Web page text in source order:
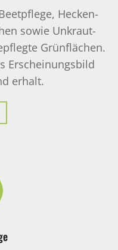
Hecken-
sowie Unkraut-
Grünflächen.
Erscheinungsbild
erhalt.